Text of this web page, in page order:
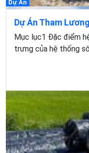
Dự Án
Dự Án Tham
Mục lục1 Đặc điểm
trưng của hệ thống